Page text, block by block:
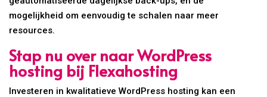
mogelijkheid om eenvoudig te schalen naar meer
resources.
Stap nu over naar WordPress
hosting bij Flexahosting
Investeren in kwalitatieve WordPress hosting kan een